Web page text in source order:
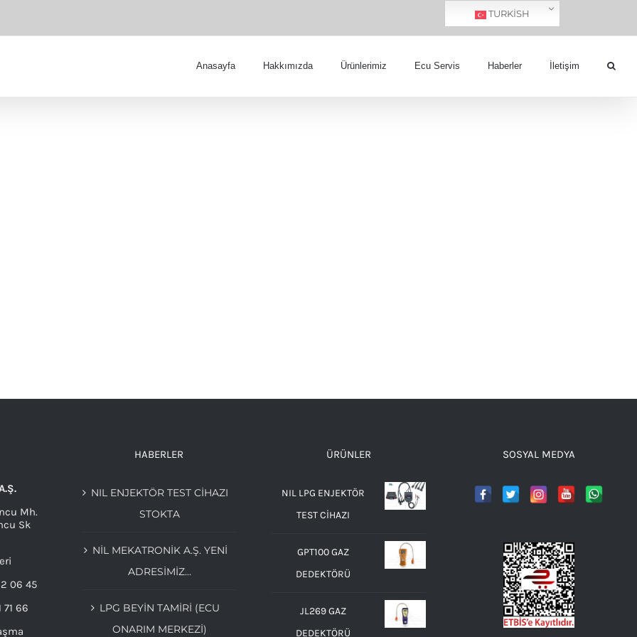
Anasayfa Hakkımızda Ürünlerimiz Ecu Servis Haberler İletişim
Mh.
Sk
06 45
71 66
HABERLER
NIL ENJEKTÖR TEST CİHAZI
STOKTA
NIL MEKATRONIK A.Ş. YENI
ADRESIMIZ…
LPG BEYIN TAMIRI (ECU
ONARIM MERKEZI)
ÜRÜNLER
NIL LPG ENJEKTÖR
TEST CİHAZI
GPT100 GAZ
DEDEKTÖRÜ
JL269 GAZ
DEDEKTÖRÜ
SOSYAL MEDYA
TURKISH